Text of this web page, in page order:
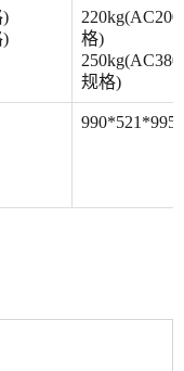
)
)
220kg
格)
250kg
规格)
990*521*995